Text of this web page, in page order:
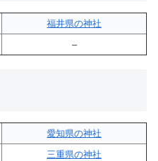
福井県の神社
–
愛知県の神社
三重県の神社